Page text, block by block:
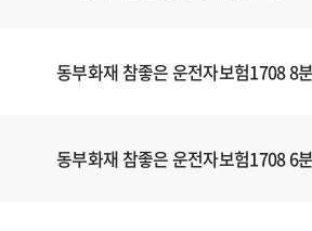
동부화재 참좋은 운전자보험1708 8분
동부화재 참좋은 운전자보험1708 6분